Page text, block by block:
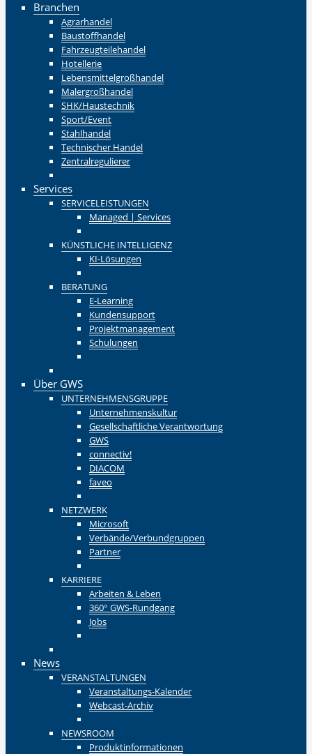
Branchen
Agrarhandel
Baustoffhandel
Fahrzeugteilehandel
Hotellerie
Lebensmittelgroßhandel
Malergroßhandel
SHK/Haustechnik
Sport/Event
Stahlhandel
Technischer Handel
Zentralregulierer
Services
SERVICELEISTUNGEN
Managed | Services
KÜNSTLICHE INTELLIGENZ
KI-Lösungen
BERATUNG
E-Learning
Kundensupport
Projektmanagement
Schulungen
Über GWS
UNTERNEHMENSGRUPPE
Unternehmenskultur
Gesellschaftliche Verantwortung
GWS
connectiv!
DIACOM
faveo
NETZWERK
Microsoft
Verbände/Verbundgruppen
Partner
KARRIERE
Arbeiten & Leben
360° GWS-Rundgang
Jobs
News
VERANSTALTUNGEN
Veranstaltungs-Kalender
Webcast-Archiv
NEWSROOM
Produktinformationen